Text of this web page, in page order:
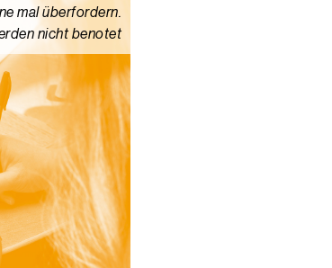
mal überfordern.
nicht benotet